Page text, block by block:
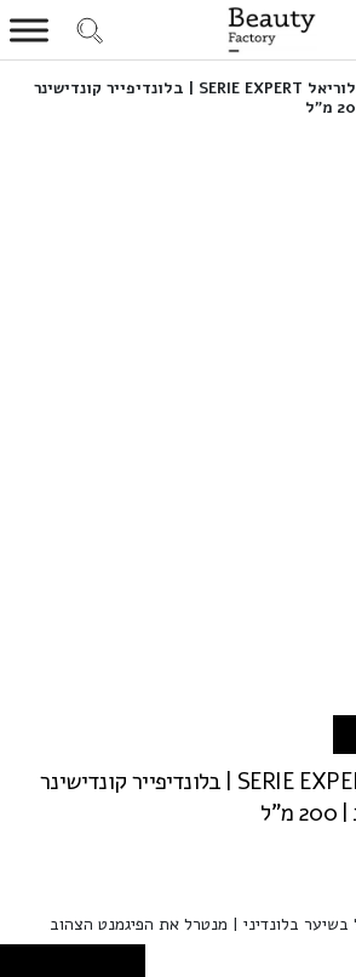
LOREAL לוריאל SERIE EXPERT | בלונדיפייר קונדישינר
LOREAL לוריאל SERIE EXPERT | בלונדיפייר קונדישינר
בשיער בלונדיני | מנטרל את הפיגמנט הצהוב